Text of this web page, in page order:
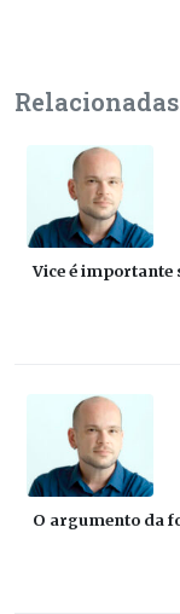
Relacionadas
Vice é importante
O argumento da